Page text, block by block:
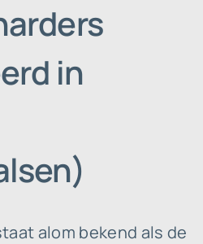
in
alom bekend als de